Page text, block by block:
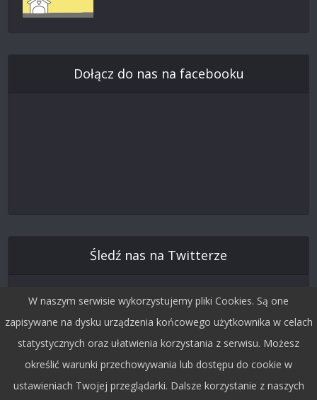
Dołącz do nas na facebooku
Śledź nas na Twitterze
W naszym serwisie wykorzystujemy pliki Cookies. Są one
zapisywane na dysku urządzenia końcowego użytkownika w celach
statystycznych oraz ułatwienia korzystania z serwisu. Możesz
określić warunki przechowywania lub dostępu do cookie w
ustawieniach Twojej przeglądarki. Dalsze korzystanie z naszych